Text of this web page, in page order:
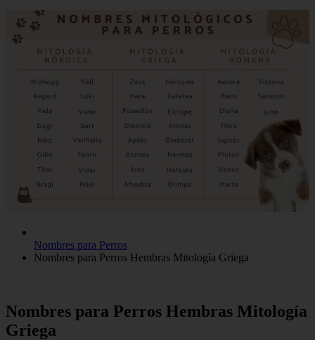
Nombres para Perros
Nombres para Perros Hembras Mitología Griega
Nombres para Perros Hembras Mitología
Griega